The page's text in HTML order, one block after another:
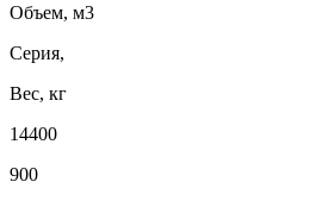
Объем, м3
Серия,
Вес, кг
14400
900